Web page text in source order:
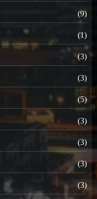
(9)
(1)
(3)
(3)
(5)
(3)
(3)
(3)
(3)